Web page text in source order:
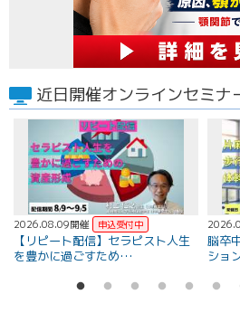
近日開催オンラインセミナ
2026.08.09開催
【リピート配信】セラピスト人生
を豊かに過ごすため…
脳卒
ショ